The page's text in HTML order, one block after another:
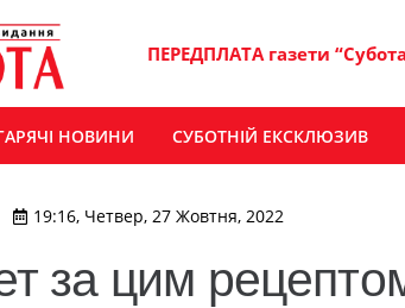
ПЕРЕДПЛАТА газети
НОВИНИ СУБОТНІЙ ЕКСКЛЮЗИВ
19:16, Четвер, 27 Жовтня, 2022
за цим